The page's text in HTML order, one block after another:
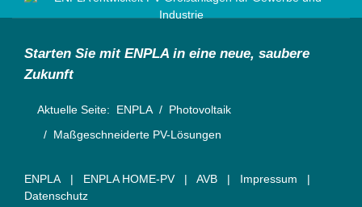
Starten Sie mit ENPLA in eine neue, saubere
Zukunft
Aktuelle Seite: ENPLA
Photovoltaik
Maßgeschneiderte PV-Lösungen
ENPLA | ENPLA HOME-PV| AVB | Impressum |
Datenschutz